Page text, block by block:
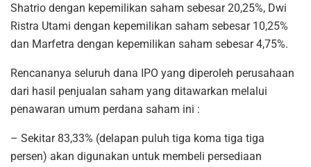
Shatrio dengan kepemilikan saham sebesar 20,25%, Dwi
Ristra Utami dengan kepemilikan saham sebesar 10,25%
dan Marfetra dengan kepemilikan saham sebesar 4,75%.
Rencananya seluruh dana IPO yang diperoleh perusahaan
dari hasil penjualan saham yang ditawarkan melalui
penawaran umum perdana saham ini :
– Sekitar 83,33% (delapan puluh tiga koma tiga tiga
persen) akan digunakan untuk membeli persediaan